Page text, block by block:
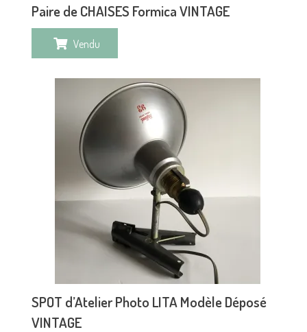
Paire de CHAISES Formica VINTAGE
Vendu
SPOT d’Atelier Photo LITA Modèle Déposé
VINTAGE